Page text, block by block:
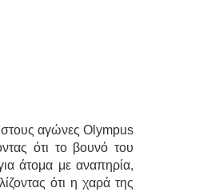
στους αγώνες Olympus
ότι το βουνό του
άτομα με αναπηρία,
ότι η χαρά της